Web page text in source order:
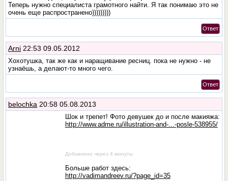
Теперь нужно специалиста грамотного найти. Я так понимаю это не
очень еще распространено)))))))))
Ответ
Arni 22:53 09.05.2012
Хохотушка, так же как и наращивание ресниц. пока не нужно - не
узнаёшь, а делают-то много чего.
Ответ
belochka 20:58 05.08.2013
Шок и трепет! Фото девушек до и после макияжа:
http://www.adme.ru/illustration-and-...-posle-538955/
Добавлено через 4 минуты
Больше работ здесь:
http://vadimandreev.ru/?page_id=35